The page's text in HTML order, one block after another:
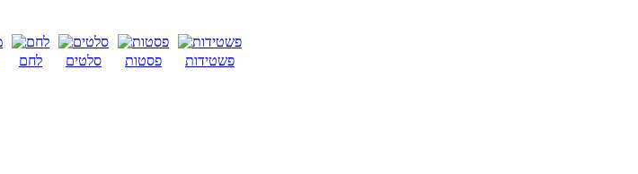
לחם סלטים פסטות פשטידות